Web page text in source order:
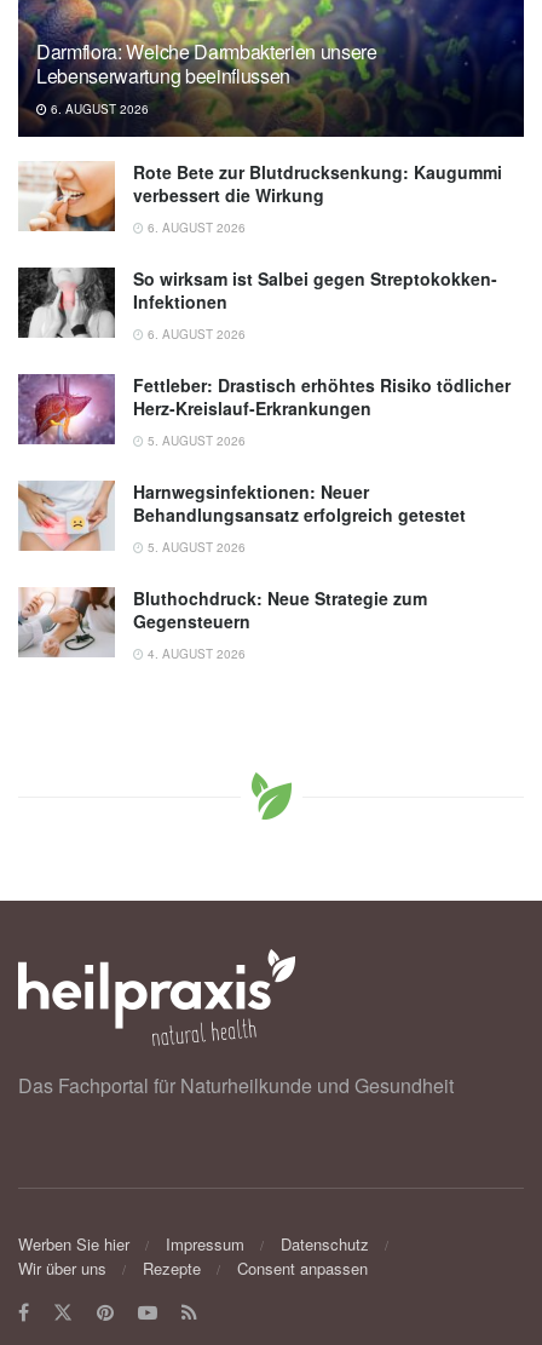
Darmflora: Welche Darmbakterien unsere
Lebenserwartung beeinflussen
6. AUGUST 2026
Rote Bete zur Blutdrucksenkung: Kaugummi
verbessert die Wirkung
6. AUGUST 2026
So wirksam ist Salbei gegen Streptokokken-
Infektionen
6. AUGUST 2026
Fettleber: Drastisch erhöhtes Risiko tödlicher
Herz-Kreislauf-Erkrankungen
5. AUGUST 2026
Harnwegsinfektionen: Neuer
Behandlungsansatz erfolgreich getestet
5. AUGUST 2026
Bluthochdruck: Neue Strategie zum
Gegensteuern
4. AUGUST 2026
Das Fachportal für Naturheilkunde und Gesundheit
Werben Sie hier Impressum
Datenschutz
Wir über uns
Rezepte Consent anpassen